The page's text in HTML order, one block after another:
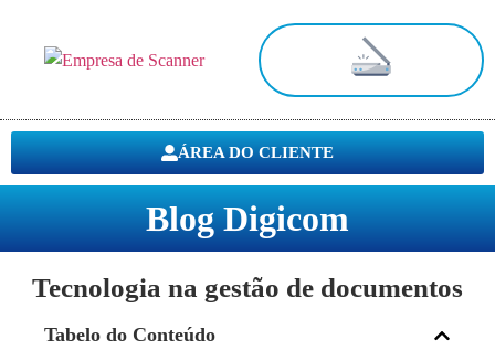
ÁREA DO CLIENTE
Blog Digicom
Tecnologia na gestão de documentos
Tabelo do Conteúdo